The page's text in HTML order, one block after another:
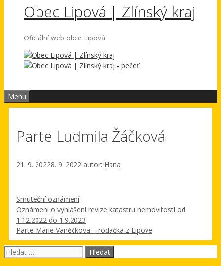
Obec Lipová | Zlínský kraj
Oficiální web obce Lipová
Menu
Parte Ludmila Žáčková
21. 9. 20228. 9. 2022 autor: Hana
Rubriky
Smuteční oznámení
Oznámení o vyhlášení revize katastru nemovitostí od
1.12.2022 do 1.9.2023
Parte Marie Vaněčková – rodačka z Lipové
Hledat: